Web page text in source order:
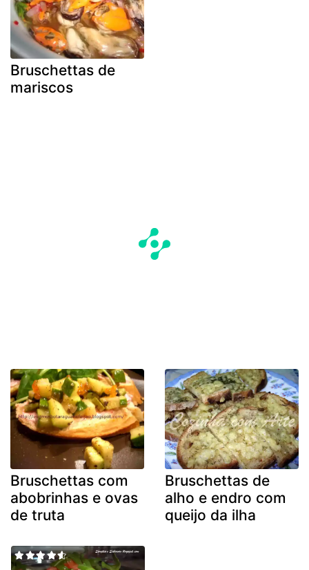
Bruschettas de
mariscos
Bruschettas com
abobrinhas e ovas
de truta
Bruschettas de
alho e endro com
queijo da ilha